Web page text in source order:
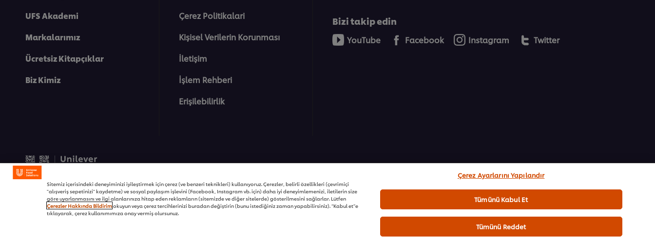
UFS Akademi
Markalarımız
Ücretsiz Kitapçıklar
Biz Kimiz
Çerez Politikalari
Kişisel Verilerin Korunması
İletişim
İşlem Rehberi
Erişilebilirlik
Bizi takip edin
YouTube Facebook Instagram Twitter
Sitemiz içerisindeki deneyiminizi iyileştirmek için çerez (ve benzeri teknikleri) kullanıyoruz. Çerezler, belirli özellikleri (çevrimiçi
"alışveriş sepetinizi" kaydetme) ve sosyal paylaşım işlevini (Facebook, Instagram vb. için) daha iyi deneyimlemenizi, iletilerin size
göre uyarlanmasını ve ilgi alanlarınıza hitap eden reklamların (sitemizde ve diğer sitelerde) gösterilmesini sağlarlar. Lütfen
Çerezler Hakkında Bildirimokuyun veya çerez tercihlerinizi buradan değiştirin (bunu istediğiniz zaman yapabilirsiniz). “Kabul et”e
tıklayarak, çerez kullanımımıza onay vermiş olursunuz.
Çerez Ayarlarını Yapılandır
Tümünü Reddet
Tümünü Kabul Et